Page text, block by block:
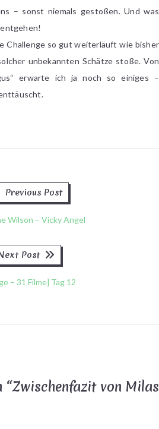
– sonst niemals gestoßen. Und was
Challenge so gut weiterläuft wie bisher
unbekannten Schätze stoße. Von
erwarte ich ja noch so einiges –
Previous Post
Wilson – Vicky Angel
Post
– 31 Filme] Tag 12
“Zwischenfazit von Milas